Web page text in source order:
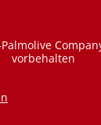
vorbehalten